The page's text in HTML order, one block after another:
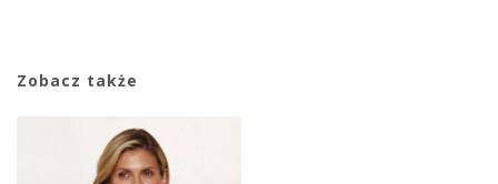
Zobacz także